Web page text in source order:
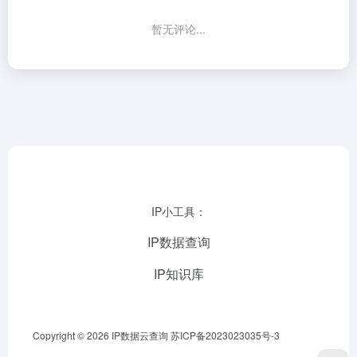
暂无评论...
IP小工具：
IP数据查询
IP知识库
Copyright © 2026 IP数据云查询 苏ICP备2023023035号-3